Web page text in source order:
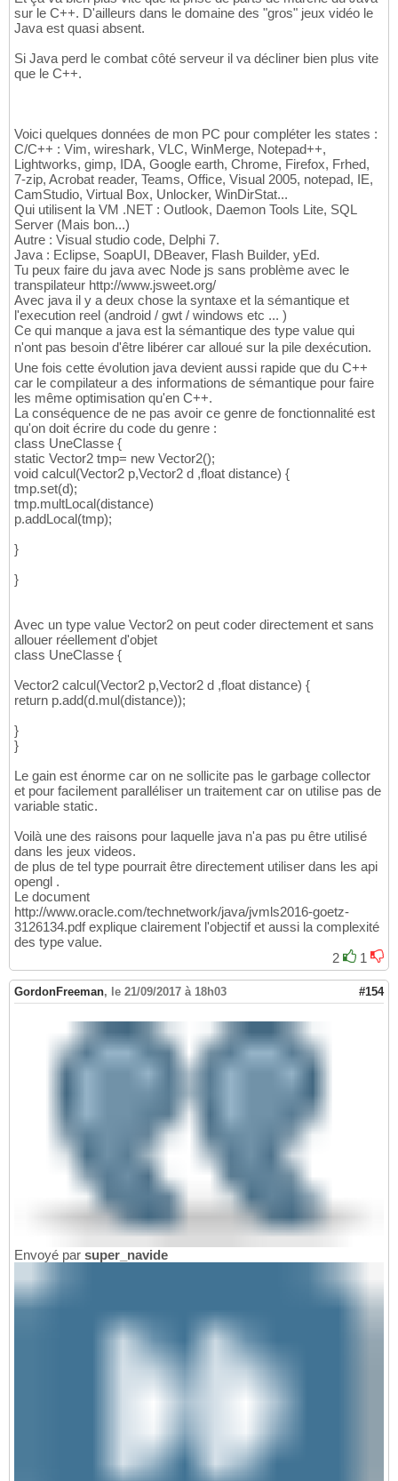
sur le C++. D'ailleurs dans le domaine des "gros" jeux vidéo le
Java est quasi absent.
Si Java perd le combat côté serveur il va décliner bien plus vite
que le C++.
Voici quelques données de mon PC pour compléter les states :
C/C++ : Vim, wireshark, VLC, WinMerge, Notepad++,
Lightworks, gimp, IDA, Google earth, Chrome, Firefox, Frhed,
7-zip, Acrobat reader, Teams, Office, Visual 2005, notepad, IE,
CamStudio, Virtual Box, Unlocker, WinDirStat...
Qui utilisent la VM .NET : Outlook, Daemon Tools Lite, SQL
Server (Mais bon...)
Autre : Visual studio code, Delphi 7.
Java : Eclipse, SoapUI, DBeaver, Flash Builder, yEd.
Tu peux faire du java avec Node js sans problème avec le
transpilateur http://www.jsweet.org/
Avec java il y a deux chose la syntaxe et la sémantique et
l'execution reel (android / gwt / windows etc ... )
Ce qui manque a java est la sémantique des type value qui
n'ont pas besoin d'être libérer car alloué sur la pile dexécution.
Une fois cette évolution java devient aussi rapide que du C++
car le compilateur a des informations de sémantique pour faire
les même optimisation qu'en C++.
La conséquence de ne pas avoir ce genre de fonctionnalité est
qu'on doit écrire du code du genre :
class UneClasse {
static Vector2 tmp= new Vector2();
void calcul(Vector2 p,Vector2 d ,float distance) {
tmp.set(d);
tmp.multLocal(distance)
p.addLocal(tmp);
}
}
Avec un type value Vector2 on peut coder directement et sans
allouer réellement d'objet
class UneClasse {
Vector2 calcul(Vector2 p,Vector2 d ,float distance) {
return p.add(d.mul(distance));
}
}
Le gain est énorme car on ne sollicite pas le garbage collector
et pour facilement paralléliser un traitement car on utilise pas de
variable static.
Voilà une des raisons pour laquelle java n'a pas pu être utilisé
dans les jeux videos.
de plus de tel type pourrait être directement utiliser dans les api
opengl .
Le document
http://www.oracle.com/technetwork/java/jvmls2016-goetz-
3126134.pdf explique clairement l'objectif et aussi la complexité
des type value.
2
1
GordonFreeman, le 21/09/2017 à 18h03 #154
Envoyé par super_navide